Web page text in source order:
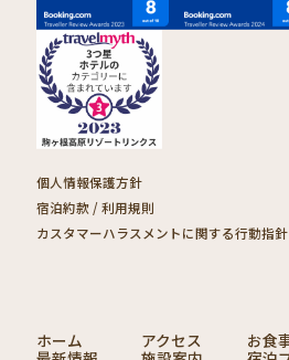
個人情報保護方針
宿泊約款 / 利用規則
カスタマーハラスメントに関する行動指針
ホーム アクセス お食